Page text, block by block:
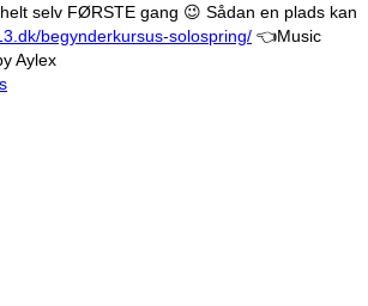
selv FØRSTE gang 😉 Sådan en plads kan
begynderkursus-solospring/ 👈Music
Aylex